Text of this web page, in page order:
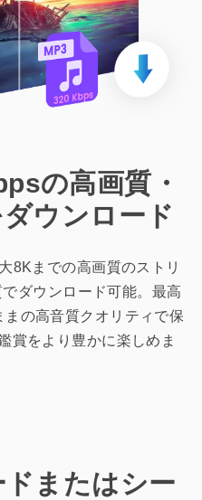
の高画質・
ウンロード
8Kまでの高画質のストリ
ダウンロード可能。最高
の高音質クオリティで保
賞をより豊かに楽しめま
またはシー